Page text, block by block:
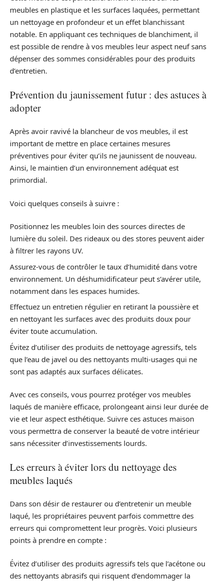
meubles en plastique et les surfaces laquées, permettant
un nettoyage en profondeur et un effet blanchissant
notable. En appliquant ces techniques de blanchiment, il
est possible de rendre à vos meubles leur aspect neuf sans
dépenser des sommes considérables pour des produits
d’entretien.
Prévention du jaunissement futur : des astuces à
adopter
Après avoir ravivé la blancheur de vos meubles, il est
important de mettre en place certaines mesures
préventives pour éviter qu’ils ne jaunissent de nouveau.
Ainsi, le maintien d’un environnement adéquat est
primordial.
Voici quelques conseils à suivre :
Positionnez les meubles loin des sources directes de
lumière du soleil. Des rideaux ou des stores peuvent aider
à filtrer les rayons UV.
Assurez-vous de contrôler le taux d’humidité dans votre
environnement. Un déshumidificateur peut s’avérer utile,
notamment dans les espaces humides.
Effectuez un entretien régulier en retirant la poussière et
en nettoyant les surfaces avec des produits doux pour
éviter toute accumulation.
Évitez d’utiliser des produits de nettoyage agressifs, tels
que l’eau de javel ou des nettoyants multi-usages qui ne
sont pas adaptés aux surfaces délicates.
Avec ces conseils, vous pourrez protéger vos meubles
laqués de manière efficace, prolongeant ainsi leur durée de
vie et leur aspect esthétique. Suivre ces astuces maison
vous permettra de conserver la beauté de votre intérieur
sans nécessiter d’investissements lourds.
Les erreurs à éviter lors du nettoyage des
meubles laqués
Dans son désir de restaurer ou d’entretenir un meuble
laqué, les propriétaires peuvent parfois commettre des
erreurs qui compromettent leur progrès. Voici plusieurs
points à prendre en compte :
Évitez d’utiliser des produits agressifs tels que l’acétone ou
des nettoyants abrasifs qui risquent d’endommager la